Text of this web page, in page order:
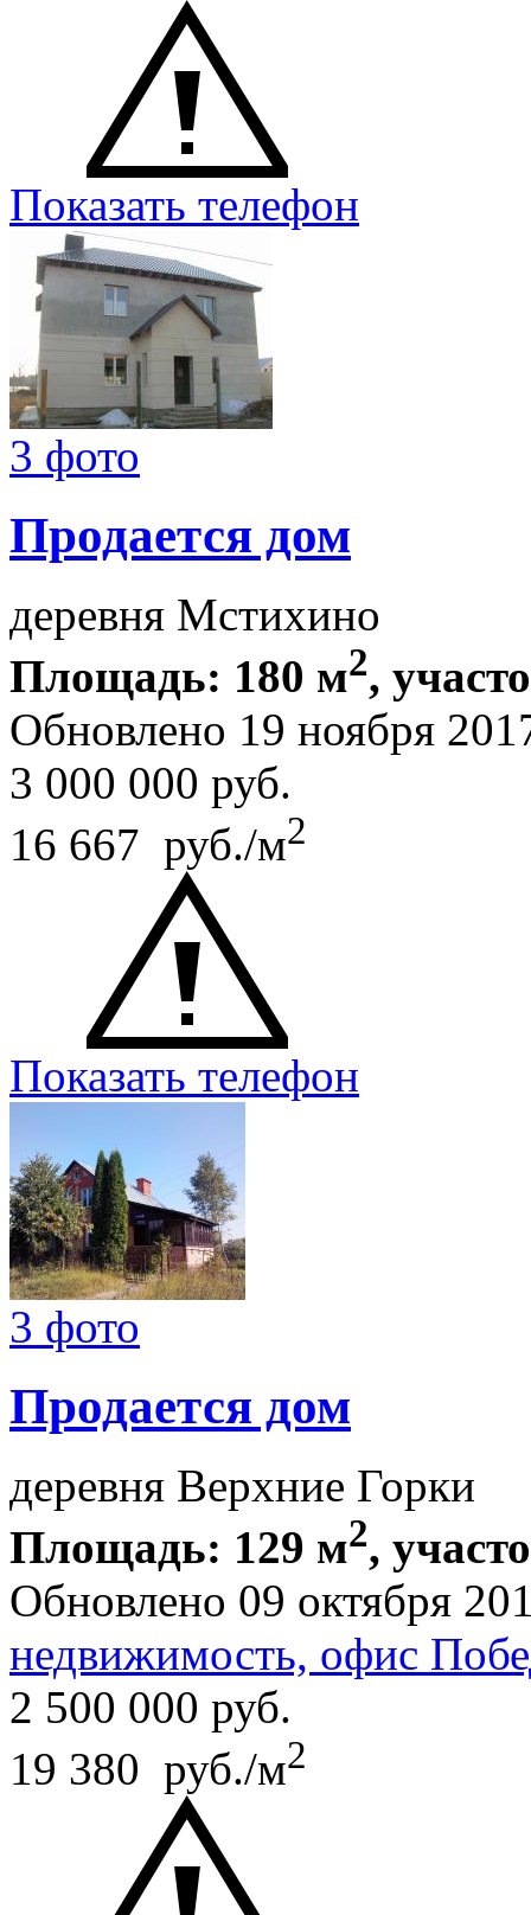
Показать телефон
3 фото
Продается дом
деревня Мстихино
Площадь: 180 м2,
Обновлено 19 ноября
3 000 000 руб.
16 667 руб./м2
Показать телефон
3 фото
Продается дом
деревня Верхние Горки
Площадь: 129 м2,
Обновлено 09 октября
недвижимость, офис
2 500 000 руб.
19 380 руб./м2